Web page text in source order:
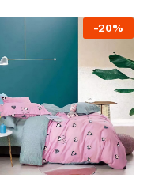
-20%